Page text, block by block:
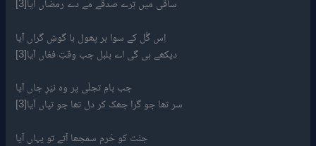
ساقی میں تِرے صدقے مے دے رمضاں آیا[3]
اِس گُل کے سوا ہر پھول با گوشِ گراں آیا
دیکھے ہی گی اے بلبل جب وقتِ فغاں آیا[3]
جب بامِ تجلّی پر وہ نیّرِ جاں آیا
سر تھا جو گرا جھک کر دل تھا جو تپاں آیا[3]
جنّت کو حَرم سمجھا آتے تو یہاں آیا